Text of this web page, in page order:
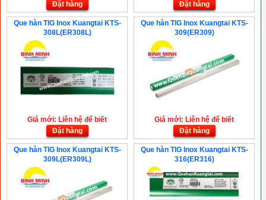
Đặt hàng
Đặt hàng
Que hàn TIG Inox Kuangtai KTS-
308L(ER308L)
Giá mới: Liên hệ để biết
Đặt hàng
Que hàn TIG Inox Kuangtai KTS-
309(ER309)
Giá mới: Liên hệ để biết
Đặt hàng
Que hàn TIG Inox Kuangtai KTS-
309L(ER309L)
Que hàn TIG Inox Kuangtai KTS-
316(ER316)